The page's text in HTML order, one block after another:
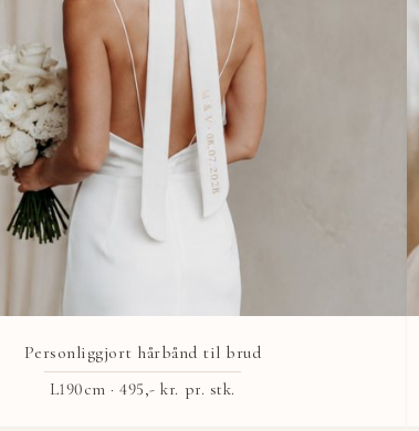
Personliggjort hårbånd til brud
L190cm ·495,- kr. pr. stk.